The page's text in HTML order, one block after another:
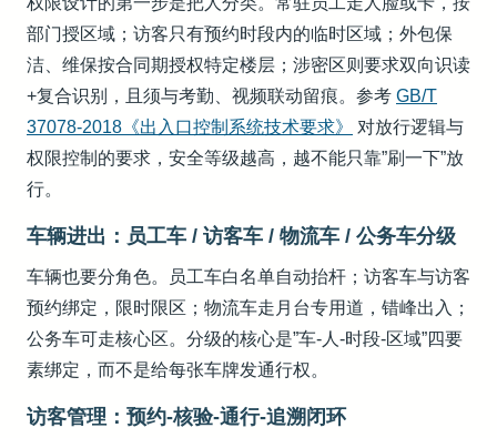
部门授区域；访客只有预约时段内的临时区域；外包保
洁、维保按合同期授权特定楼层；涉密区则要求双向识读
+复合识别，且须与考勤、视频联动留痕。参考 GB/T
37078-2018《出入口控制系统技术要求》
对放行逻辑与
权限控制的要求，安全等级越高，越不能只靠”刷一下”放
行。
车辆进出：员工车 / 访客车 / 物流车 / 公务车分级
车辆也要分角色。员工车白名单自动抬杆；访客车与访客
预约绑定，限时限区；物流车走月台专用道，错峰出入；
公务车可走核心区。分级的核心是”车-人-时段-区域”四要
素绑定，而不是给每张车牌发通行权。
访客管理：预约-核验-通行-追溯闭环